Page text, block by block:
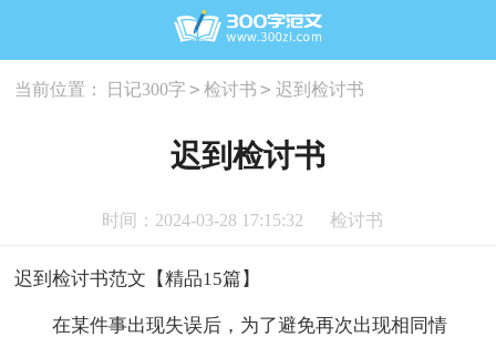
当前位置： 日记300字 > 检讨书 > 迟到检讨书
迟到检讨书
时间：2024-03-28 17:15:32 检讨书
迟到检讨书范文【精品15篇】
在某件事出现失误后，为了避免再次出现相同情